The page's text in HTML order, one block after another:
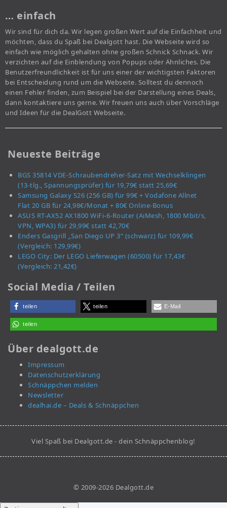
… einfach
Wir sind für dich da. Wir legen großen Wert auf die Einfachheit und
möchten, dass du Spaß bei Dealgott hast. Die Webseite wird so
einfach wie möglich gehalten ohne großen Schnick Schnack. Wir
verzichten auf die Einblendung von Popups oder Ähnliches. Die
Benutzerfreundlichkeit ist für uns einer der wichtigsten Faktoren
bei Entscheidung rund um die Webseite. Solltest du dennoch
einen Fehler finden, zum Beispiel bei der Darstellung eines Deals,
dann kontaktiere uns gerne. Wir freuen uns auch über Vorschläge
und Ideen für die DealGott Webseite.
Neueste Beiträge
BGS 35814 VDE-Schraubendreher-Satz mit Wechselklingen
(13-tlg., Spannungsprüfer) für 19,79€ statt 25,69€
Samsung Galaxy S26 (256 GB) für 99€ + Vodafone Allnet
Flat 20 GB für 24,98€/Monat + 80€ Online-Bonus
ASUS RT-AX52 AX1800 WiFi-6-Router (AiMesh, 1800 Mbit/s,
VPN, WPA3) für 29,99€ statt 42,70€
Enders Gasgrill „San Diego UP 3“ (schwarz) für 109,99€
(Vergleich: 129,99€)
LEGO City: Der LEGO Lieferwagen (60500) für 17,43€
(Vergleich: 21,42€)
Social Media / Teilen
teilen teilen E-Mail
teilen
Über dealgott.de
Impressum
Datenschutzerklärung
Schnäppchen melden
Newsletter
dealhai.de – Deals & Schnäppchen
Viel Spaß bei Dealgott.de - dein Schnäppchenblog!
© 2009-2026 Dealgott.de